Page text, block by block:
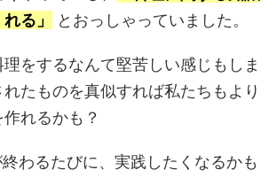
る」
とおっしゃっていました。
をするなんて堅苦しい感じもしま
たものを真似すれば私たちもより
れるかも？
わるたびに、実践したくなるかも